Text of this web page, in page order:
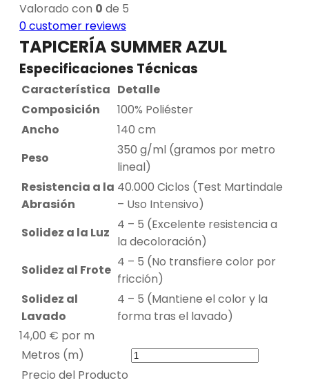
Valorado con 0 de 5
0customer reviews
TAPICERÍA SUMMER AZUL
Especificaciones Técnicas
Característica Detalle
Composición
100% Poliéster
Ancho
140 cm
Peso
350 g/ml (gramos por metro
lineal)
Resistencia a la
Abrasión
40.000 Ciclos (Test Martindale
– Uso Intensivo)
Solidez a la Luz
4 – 5 (Excelente resistencia a
la decoloración)
Solidez al Frote
4 – 5 (No transfiere color por
fricción)
Solidez al
Lavado
4 – 5 (Mantiene el color y la
forma tras el lavado)
14,00 € por m
Metros (m)
Precio del Producto